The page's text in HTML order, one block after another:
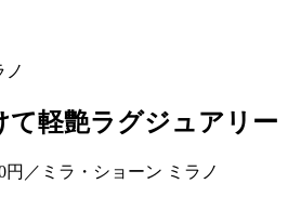
て軽艶ラグジュアリー